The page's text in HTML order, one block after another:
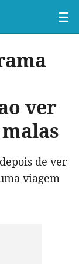
☰
ver
de ver
viagem